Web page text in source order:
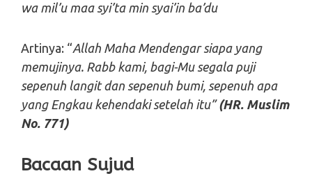
wa mil’u maa syi’ta min syai’in ba’du
Artinya: “Allah Maha Mendengar siapa yang
memujinya. Rabb kami, bagi-Mu segala puji
sepenuh langit dan sepenuh bumi, sepenuh apa
yang Engkau kehendaki setelah itu”(HR. Muslim
No. 771)
Bacaan Sujud